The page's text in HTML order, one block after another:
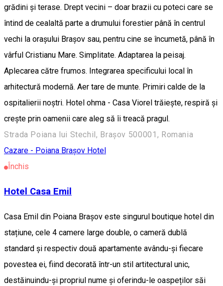
grădini și terase. Drept vecini – doar brazii cu poteci care se
întind de cealaltă parte a drumului forestier până în centrul
vechi la orașului Brașov sau, pentru cine se încumetă, până în
vârful Cristianu Mare. Simplitate. Adaptarea la peisaj.
Aplecarea către frumos. Integrarea specificului local în
arhitectură modernă. Aer tare de munte. Primiri calde de la
ospitalierii noștri. Hotel ohma - Casa Viorel trăiește, respiră și
crește prin oamenii care aleg să îi treacă pragul.
Strada Poiana lui Stechil, Brașov 500001, Romania
Cazare - Poiana Brașov Hotel
Închis
Hotel Casa Emil
Casa Emil din Poiana Brașov este singurul boutique hotel din
stațiune, cele 4 camere large double, o cameră dublă
standard și respectiv două apartamente avându-și fiecare
povestea ei, fiind decorată într-un stil artitectural unic,
destăinuindu-și propriul nume și oferindu-le oaspeților săi